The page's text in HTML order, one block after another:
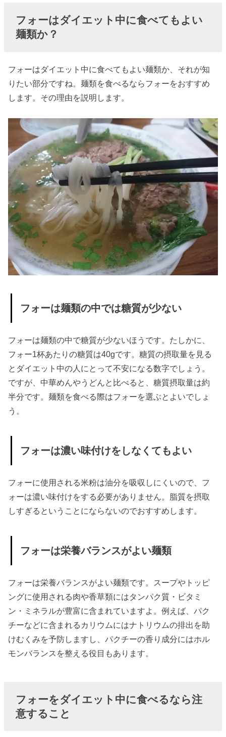
フォーはダイエット中に食べてもよい
麺類か？
フォーはダイエット中に食べてもよい麺類か、それが知
りたい部分ですね。麺類を食べるならフォーをおすすめ
します。その理由を説明します。
フォーは麺類の中では糖質が少ない
フォーは麺類の中で糖質が少ないほうです。たしかに、
フォー1杯あたりの糖質は40gです。糖質の摂取量を見る
とダイエット中の人にとって不安になる数字でしょう。
ですが、中華めんやうどんと比べると、糖質摂取量は約
半分です。麺類を食べる際はフォーを選ぶとよいでしょ
う。
フォーは濃い味付けをしなくてもよい
フォーに使用される米粉は油分を吸収しにくいので、フ
ォーは濃い味付けをする必要がありません。脂質を摂取
しすぎるということにならないのでおすすめします。
フォーは栄養バランスがよい麺類
フォーは栄養バランスがよい麺類です。スープやトッピ
ングに使用される肉や香草類にはタンパク質・ビタミ
ン・ミネラルが豊富に含まれていますよ。例えば、パク
チーなどに含まれるカリウムにはナトリウムの排出を助
けむくみを予防しますし、パクチーの香り成分にはホル
モンバランスを整える役目もあります。
フォーをダイエット中に食べるなら注
意すること